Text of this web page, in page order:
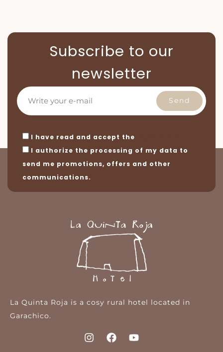
Subscribe to our
newsletter
I have read and accept the
I authorize the processing of my data to
send me promotions, offers and other
communications.
La Quinta Roja is a cosy rural hotel located in
Garachico.